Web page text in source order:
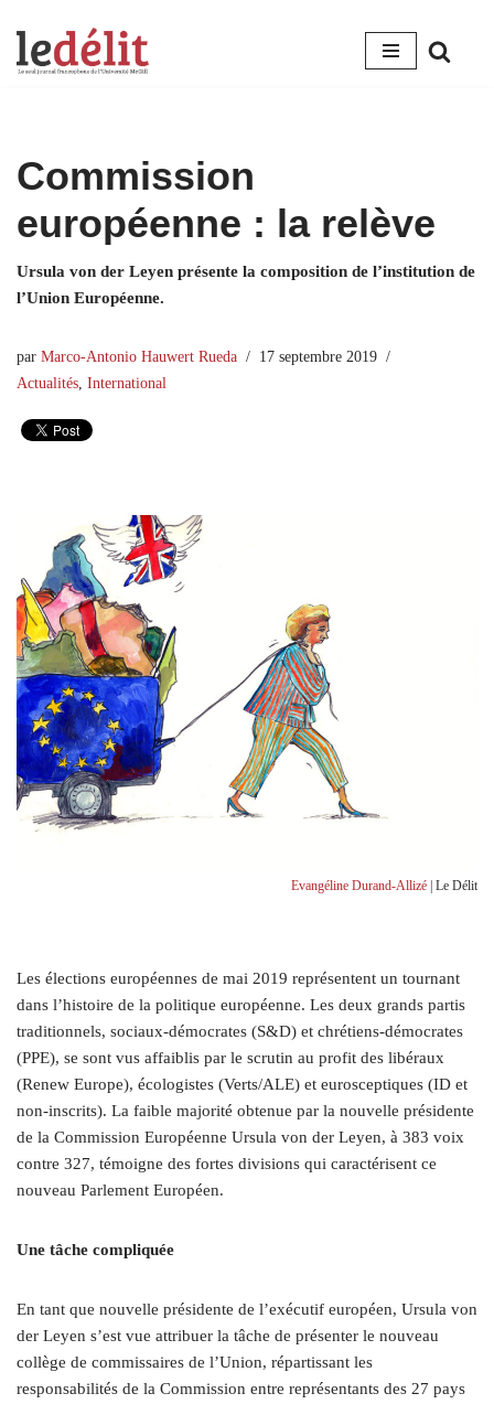
Aller
Commission
européenne : la relève
Ursula von der Leyen présente la composition de l’institution de
l’Union Européenne.
par Marco-Antonio Hauwert Rueda
17 septembre 2019
Actualités International
Evangéline Durand-Allizé | Le Délit
Les élections européennes de mai 2019 représentent un tournant
dans l’histoire de la politique européenne. Les deux grands partis
traditionnels, sociaux-démocrates (S&D) et chrétiens-démocrates
(PPE), se sont vus affaiblis par le scrutin au profit des libéraux
(Renew Europe), écologistes (Verts/ALE) et eurosceptiques (ID et
non-inscrits). La faible majorité obtenue par la nouvelle présidente
de la Commission Européenne Ursula von der Leyen, à 383 voix
contre 327, témoigne des fortes divisions qui caractérisent ce
nouveau Parlement Européen.
Une tâche compliquée
En tant que nouvelle présidente de l’exécutif européen, Ursula von
der Leyen s’est vue attribuer la tâche de présenter le nouveau
collège de commissaires de l’Union, répartissant les
responsabilités de la Commission entre représentants des 27 pays